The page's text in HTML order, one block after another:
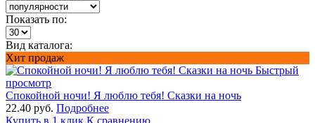
Показать по:
Вид каталога:
Хит продаж
Быстрый
просмотр
Спокойной ночи! Я люблю тебя! Сказки на ночь
22.40 руб. Подробнее
Купить в 1 клик К сравнению